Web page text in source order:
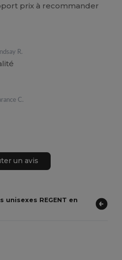
prix à recommander
R.
C.
un avis
unisexes REGENT en